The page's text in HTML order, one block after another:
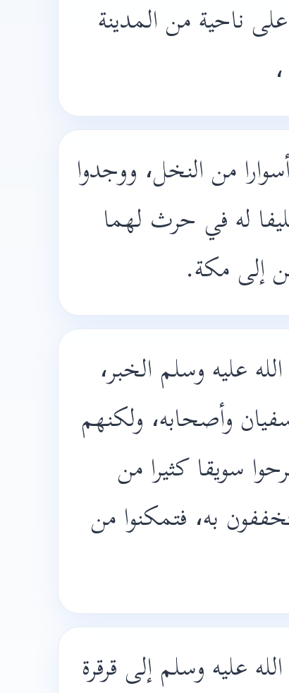
ناحية من المدينة
من النخل، ووجدوا
له في حرث لهما
إلى مكة.
عليه وسلم الخبر،
وأصحابه، ولكنهم
سويقا كثيرا من
به، فتمكنوا من
عليه وسلم إلى قرقرة